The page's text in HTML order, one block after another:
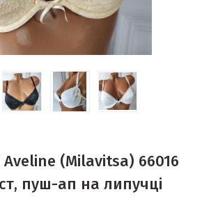
Aveline (Milavitsa) 66016
пуш-ап на липучці